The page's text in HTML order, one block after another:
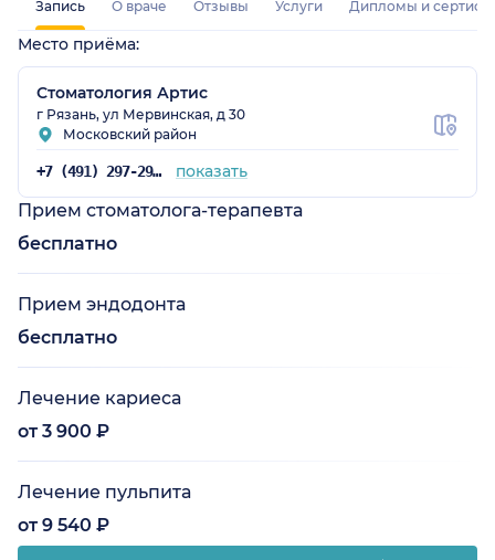
Запись О враче Отзывы Услуги Дипломы и
Место приёма:
Стоматология Артис
г Рязань, ул Мервинская, д 30
Московский район
+7 (491) 297-29-17 показать
Прием стоматолога-терапевта
бесплатно
Прием эндодонта
бесплатно
Лечение кариеса
от 3 900 ₽
Лечение пульпита
от 9 540 ₽